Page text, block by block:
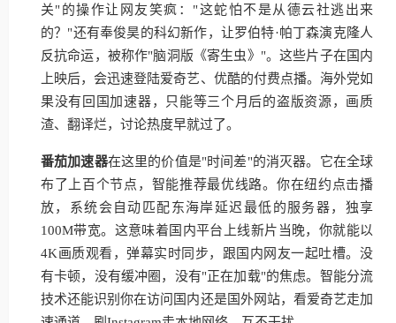
关"的操作让网友笑疯："这蛇怕不是从德云社逃出来
的？"还有奉俊昊的科幻新作，让罗伯特·帕丁森演克隆人
反抗命运，被称作"脑洞版《寄生虫》"。这些片子在国内
上映后，会迅速登陆爱奇艺、优酷的付费点播。海外党如
果没有回国加速器，只能等三个月后的盗版资源，画质
渣、翻译烂，讨论热度早就过了。
番茄加速器在这里的价值是"时间差"的消灭器。它在全球
布了上百个节点，智能推荐最优线路。你在纽约点击播
放，系统会自动匹配东海岸延迟最低的服务器，独享
100M带宽。这意味着国内平台上线新片当晚，你就能以
4K画质观看，弹幕实时同步，跟国内网友一起吐槽。没
有卡顿，没有缓冲圈，没有"正在加载"的焦虑。智能分流
技术还能识别你在访问国内还是国外网站，看爱奇艺走加